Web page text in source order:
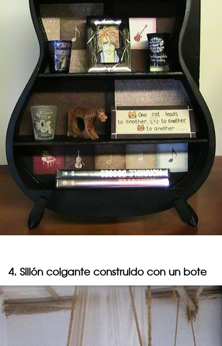
4. Sillón colgante construido con un bote